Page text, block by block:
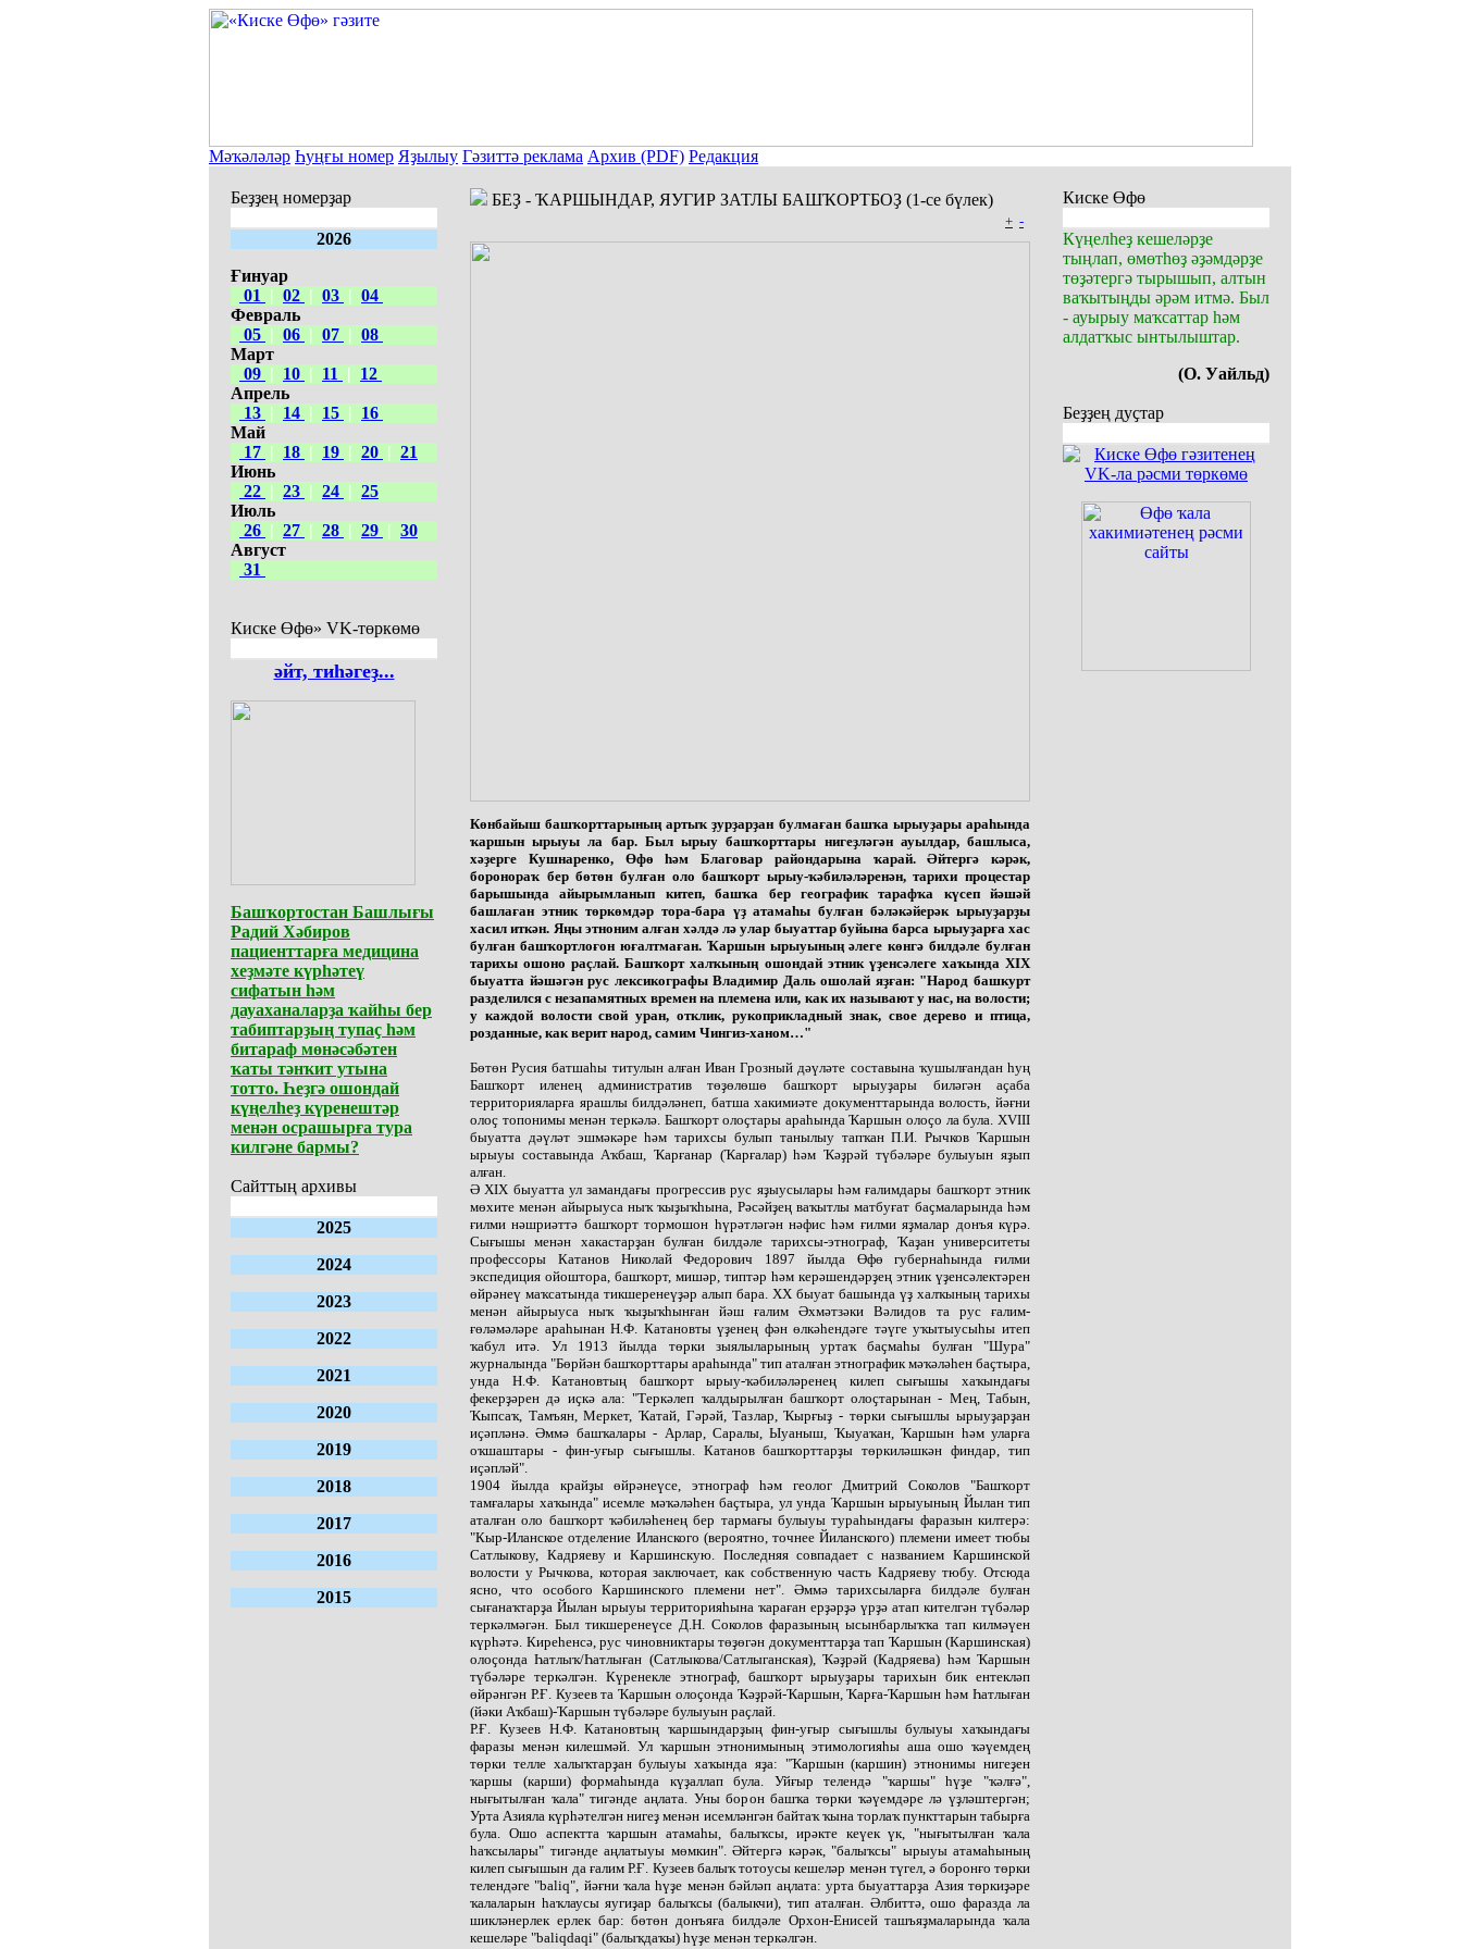
Мәҡәләләр Һуңғы номер Яҙылыу Гәзиттә реклама Архив (PDF) Редакция
Беҙҙең номерҙар
2026
Ғинуар
01
| 02 | 03 | 04
Февраль
05 | 06 | 07 | 08
Март
09 | 10 | 11 |
12
Апрель
13 | 14 | 15 |
16
Май
17 | 18 | 19 | 20 | 21
Июнь
22 | 23 | 24 | 25
Июль
26 | 27 | 28 | 29 | 30
Август
31
Киске Өфө» VK-төркөмө
әйт, тиһәгеҙ...
Башҡортостан Башлығы
Радий Хәбиров
пациенттарға медицина
хеҙмәте күрһәтеү
сифатын һәм
дауаханаларҙа ҡайһы бер
табиптарҙың тупаҫ һәм
битараф мөнәсәбәтен
ҡаты тәнҡит утына
тотто. Һеҙгә ошондай
күңелһеҙ күренештәр
менән осрашырға тура
килгәне бармы?
Сайттың архивы
2025
2024
2023
2022
2021
2020
2019
2018
2017
2016
2015
БЕҘ - ҠАРШЫНДАР, ЯУГИР ЗАТЛЫ БАШҠОРТБОҘ (1-се бүлек)
+ -
Көнбайыш башҡорттарының артыҡ ҙурҙарҙан булмаған башҡа ырыуҙары араһында
ҡаршын ырыуы ла бар. Был ырыу башҡорттары нигеҙләгән ауылдар, башлыса,
хәҙерге Кушнаренко, Өфө һәм Благовар райондарына ҡарай. Әйтергә кәрәк,
боронораҡ бер бөтөн булған оло башҡорт ырыу-ҡәбиләләренән, тарихи процестар
барышында айырымланып китеп, башҡа бер географик тарафҡа күсеп йәшәй
башлаған этник төркөмдәр тора-бара үҙ атамаһы булған бәләкәйерәк ырыуҙарҙы
хасил иткән. Яңы этноним алған хәлдә лә улар быуаттар буйына барса ырыуҙарға хас
булған башҡортлоғон юғалтмаған. Ҡаршын ырыуының әлеге көнгә билдәле булған
тарихы ошоно раҫлай. Башҡорт халҡының ошондай этник үҙенсәлеге хаҡында XIX
быуатта йәшәгән рус лексикографы Владимир Даль ошолай яҙған: "Народ башкурт
разделился с незапамятных времен на племена или, как их называют у нас, на волости;
у каждой волости свой уран, отклик, рукоприкладный знак, свое дерево и птица,
розданные, как верит народ, самим Чингиз-ханом…"
Бөтөн Русия батшаһы титулын алған Иван Грозный дәүләте составына ҡушылғандан һуң
Башҡорт иленең административ төҙөлөшө башҡорт ырыуҙары биләгән аҫаба
территорияларға ярашлы билдәләнеп, батша хакимиәте документтарында волость, йәғни
олоҫ топонимы менән теркәлә. Башҡорт олоҫтары араһында Ҡаршын олоҫо ла була. XVIII
быуатта дәүләт эшмәкәре һәм тарихсы булып танылыу тапҡан П.И. Рычков Ҡаршын
ырыуы составында Аҡбаш, Ҡарғанар (Ҡарғалар) һәм Ҡәҙрәй түбәләре булыуын яҙып
алған.
Ә XIX быуатта ул замандағы прогрессив рус яҙыусылары һәм ғалимдары башҡорт этник
мөхите менән айырыуса ныҡ ҡыҙыҡһына, Рәсәйҙең ваҡытлы матбуғат баҫмаларында һәм
ғилми нәшриәттә башҡорт тормошон һүрәтләгән нәфис һәм ғилми яҙмалар донъя күрә.
Сығышы менән хакастарҙан булған билдәле тарихсы-этнограф, Ҡаҙан университеты
профессоры Катанов Николай Федорович 1897 йылда Өфө губернаһында ғилми
экспедиция ойоштора, башҡорт, мишәр, типтәр һәм керәшендәрҙең этник үҙенсәлектәрен
өйрәнеү маҡсатында тикшеренеүҙәр алып бара. XX быуат башында үҙ халҡының тарихы
менән айырыуса ныҡ ҡыҙыҡһынған йәш ғалим Әхмәтзәки Вәлидов та рус ғалим-
ғөләмәләре араһынан Н.Ф. Катановты үҙенең фән өлкәһендәге тәүге уҡытыусыһы итеп
ҡабул итә. Ул 1913 йылда төрки зыялыларының уртаҡ баҫмаһы булған "Шура"
журналында "Бөрйән башҡорттары араһында" тип аталған этнографик мәҡәләһен баҫтыра,
унда Н.Ф. Катановтың башҡорт ырыу-ҡәбиләләренең килеп сығышы хаҡындағы
фекерҙәрен дә иҫкә ала: "Теркәлеп ҡалдырылған башҡорт олоҫтарынан - Мең, Табын,
Ҡыпсаҡ, Тамъян, Меркет, Ҡатай, Гәрәй, Тазлар, Ҡырғыҙ - төрки сығышлы ырыуҙарҙан
иҫәпләнә. Әммә башҡалары - Арлар, Саралы, Ыуаныш, Ҡыуаҡан, Ҡаршын һәм уларға
оҡшаштары - фин-уғыр сығышлы. Катанов башҡорттарҙы төркиләшкән финдар, тип
иҫәпләй".
1904 йылда крайҙы өйрәнеүсе, этнограф һәм геолог Дмитрий Соколов "Башҡорт
тамғалары хаҡында" исемле мәҡәләһен баҫтыра, ул унда Ҡаршын ырыуының Йылан тип
аталған оло башҡорт ҡәбиләһенең бер тармағы булыуы тураһындағы фаразын килтерә:
"Кыр-Иланское отделение Иланского (вероятно, точнее Йиланского) племени имеет тюбы
Сатлыкову, Кадряеву и Каршинскую. Последняя совпадает с названием Каршинской
волости у Рычкова, которая заключает, как собственную часть Кадряеву тюбу. Отсюда
ясно, что особого Каршинского племени нет". Әммә тарихсыларға билдәле булған
сығанаҡтарҙа Йылан ырыуы территорияһына ҡараған ерҙәрҙә үрҙә атап кителгән түбәләр
теркәлмәгән. Был тикшеренеүсе Д.Н. Соколов фаразының ысынбарлыҡҡа тап килмәүен
күрһәтә. Киреһенсә, рус чиновниктары төҙөгән документтарҙа тап Ҡаршын (Каршинская)
олоҫонда Һатлыҡ/Һатлыған (Сатлыкова/Сатлыганская), Ҡәҙрәй (Кадряева) һәм Ҡаршын
түбәләре теркәлгән. Күренекле этнограф, башҡорт ырыуҙары тарихын бик ентекләп
өйрәнгән Р.Ғ. Кузеев та Ҡаршын олоҫонда Ҡәҙрәй-Ҡаршын, Ҡарға-Ҡаршын һәм Һатлыған
(йәки Аҡбаш)-Ҡаршын түбәләре булыуын раҫлай.
Р.Ғ. Кузеев Н.Ф. Катановтың ҡаршындарҙың фин-уғыр сығышлы булыуы хаҡындағы
фаразы менән килешмәй. Ул ҡаршын этнонимының этимологияһы аша ошо ҡәүемдең
төрки телле халыҡтарҙан булыуы хаҡында яҙа: "Ҡаршын (каршин) этнонимы нигеҙен
ҡаршы (карши) формаһында күҙаллап була. Уйғыр телендә "ҡаршы" һүҙе "ҡәлғә",
нығытылған ҡала" тигәнде аңлата. Уны борон башҡа төрки ҡәүемдәре лә үҙләштергән;
Урта Азияла күрһәтелгән нигеҙ менән исемләнгән байтаҡ ҡына торлаҡ пункттарын табырға
була. Ошо аспектта ҡаршын атамаһы, балыҡсы, ирәкте кеүек үк, "нығытылған ҡала
һаҡсылары" тигәнде аңлатыуы мөмкин". Әйтергә кәрәк, "балыҡсы" ырыуы атамаһының
килеп сығышын да ғалим Р.Ғ. Кузеев балыҡ тотоусы кешеләр менән түгел, ә боронғо төрки
телендәге "baliq", йәғни ҡала һүҙе менән бәйләп аңлата: урта быуаттарҙа Азия төркиҙәре
ҡалаларын һаҡлаусы яугиҙар балыҡсы (балыкчи), тип аталған. Әлбиттә, ошо фаразда ла
шикләнерлек ерлек бар: бөтөн донъяға билдәле Орхон-Енисей ташъяҙмаларында ҡала
кешеләре "baliqdaqi" (балыҡдаҡы) һүҙе менән теркәлгән.
Киске Өфө
Күңелһеҙ кешеләрҙе
тыңлап, өмөтһөҙ әҙәмдәрҙе
төҙәтергә тырышып, алтын
ваҡытыңды әрәм итмә. Был
- ауырыу маҡсаттар һәм
алдатҡыс ынтылыштар.
(О. Уайльд)
Беҙҙең дуҫтар